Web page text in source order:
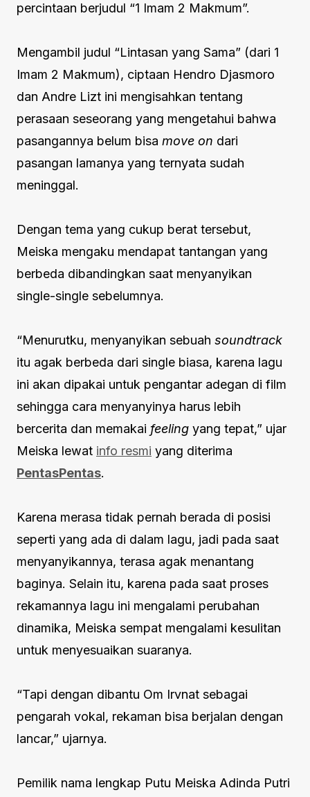
percintaan berjudul “1 Imam 2 Makmum”.
Mengambil judul “Lintasan yang Sama” (dari 1
Imam 2 Makmum), ciptaan Hendro Djasmoro
dan Andre Lizt ini mengisahkan tentang
perasaan seseorang yang mengetahui bahwa
pasangannya belum bisa move on dari
pasangan lamanya yang ternyata sudah
meninggal.
Dengan tema yang cukup berat tersebut,
Meiska mengaku mendapat tantangan yang
berbeda dibandingkan saat menyanyikan
single-single sebelumnya.
“Menurutku, menyanyikan sebuah soundtrack
itu agak berbeda dari single biasa, karena lagu
ini akan dipakai untuk pengantar adegan di film
sehingga cara menyanyinya harus lebih
bercerita dan memakai feeling yang tepat,” ujar
Meiska lewat info resmi yang diterima
PentasPentas.
Karena merasa tidak pernah berada di posisi
seperti yang ada di dalam lagu, jadi pada saat
menyanyikannya, terasa agak menantang
baginya. Selain itu, karena pada saat proses
rekamannya lagu ini mengalami perubahan
dinamika, Meiska sempat mengalami kesulitan
untuk menyesuaikan suaranya.
“Tapi dengan dibantu Om Irvnat sebagai
pengarah vokal, rekaman bisa berjalan dengan
lancar,” ujarnya.
Pemilik nama lengkap Putu Meiska Adinda Putri